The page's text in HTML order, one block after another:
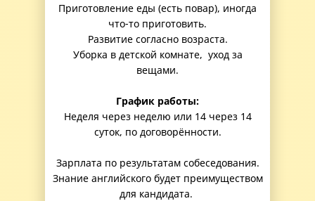
Приготовление еды (есть повар), иногда
что-то приготовить.
Развитие согласно возраста.
Уборка в детской комнате, уход за
вещами.
График работы:
Неделя через неделю или 14 через 14
суток, по договорённости.
Зарплата по результатам собеседования.
Знание английского будет преимуществом
для кандидата.